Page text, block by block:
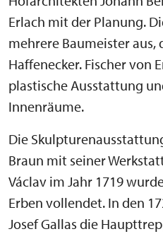
Erlach mit der Planung.
mehrere Baumeister aus,
Haffenecker. Fischer von
plastische Ausstattung
Innenräume.
Die
Braun mit seiner
Václav im Jahr 1719
Erben vollendet. In den
Josef Gallas die